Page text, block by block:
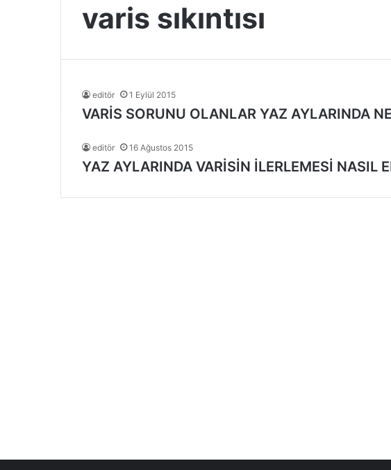
varis sıkıntısı
editör 1 Eylül 2015
VARİS SORUNU OLANLAR YAZ AYLARINDA
editör 16 Ağustos 2015
YAZ AYLARINDA VARİSİN İLERLEMESİ NASIL